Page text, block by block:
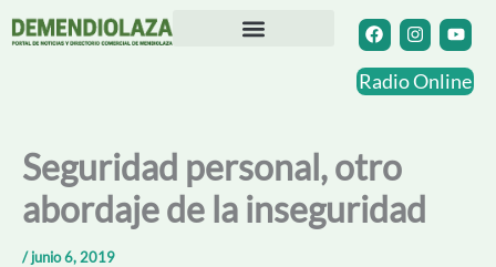
F
a
c
e
b
I
n
s
t
a
Y
o
u
t
u
Radio Online
Seguridad personal, otro
abordaje de la inseguridad
/junio 6, 2019